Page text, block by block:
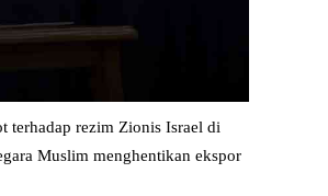
terhadap rezim Zionis Israel di
Muslim menghentikan ekspor